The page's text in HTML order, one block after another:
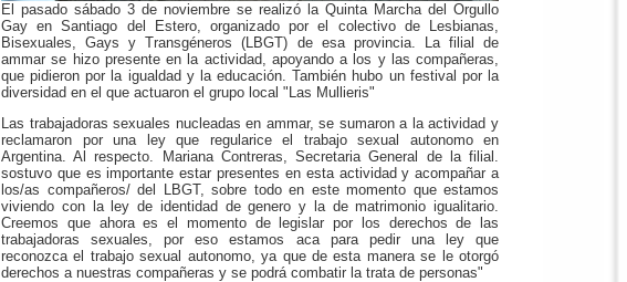
El pasado sábado 3 de noviembre se realizó la Quinta Marcha del Orgullo
Gay en Santiago del Estero, organizado por el colectivo de Lesbianas,
Bisexuales, Gays y Transgéneros (LBGT) de esa provincia. La filial de
ammar se hizo presente en la actividad, apoyando a los y las compañeras,
que pidieron por la igualdad y la educación. También hubo un festival por la
diversidad en el que actuaron el grupo local "Las Mullieris"
Las trabajadoras sexuales nucleadas en ammar, se sumaron a la actividad y
reclamaron por una ley que regularice el trabajo sexual autonomo en
Argentina. Al respecto. Mariana Contreras, Secretaria General de la filial.
sostuvo que es importante estar presentes en esta actividad y acompañar a
los/as compañeros/ del LBGT, sobre todo en este momento que estamos
viviendo con la ley de identidad de genero y la de matrimonio igualitario.
Creemos que ahora es el momento de legislar por los derechos de las
trabajadoras sexuales, por eso estamos aca para pedir una ley que
reconozca el trabajo sexual autonomo, ya que de esta manera se le otorgó
derechos a nuestras compañeras y se podrá combatir la trata de personas"